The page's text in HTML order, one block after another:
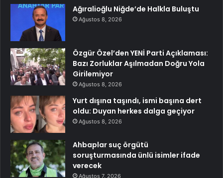
Ağıralioğlu Niğde’de Halkla Buluştu
Ağustos 8, 2026
Özgür Özel’den YENİ Parti Açıklaması:
Bazı Zorluklar Aşılmadan Doğru Yola
Girilemiyor
Ağustos 8, 2026
Yurt dışına taşındı, ismi başına dert
oldu: Duyan herkes dalga geçiyor
Ağustos 8, 2026
Ahbaplar suç örgütü
soruşturmasında ünlü isimler ifade
verecek
Ağustos 7, 2026